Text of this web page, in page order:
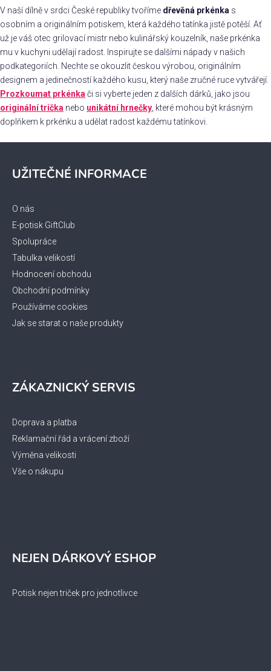
l
á
d
a
c
í
p
r
v
k
y
ý
p
V naší dílně v srdci České republiky tvoříme dřevěná prkénka s
osobním a originálním potiskem, která každého tatínka jistě potěší. Ať
už je váš otec grilovací mistr nebo kulinářský kouzelník, naše prkénka
mu v kuchyni udělají radost. Inspirujte se dalšími nápady v našich
podkategoriích. Nechte se okouzlit českou výrobou, originálním
designem a jedinečností každého kusu, který naše zručné ruce vytvářejí.
Prozkoumat prkénka či si vyberte jeden z dalších dárků, jako jsou
originální trička nebo unikátní hrnečky , které mohou být krásným
doplňkem k prkénku a udělat radost každému tatínkovi.
UŽITEČNÉ INFORMACE
O nás
E-potisk GiftClub
Spolupráce
Tabulka velikostí
Hodnocení obchodu
Obchodní podmínky
Používáme cookies
Jak se starat o naše produkty
ZÁKAZNICKÝ SERVIS
Doprava a platba
Reklamační řád a vrácení zboží
Výměna velikosti
Vše o nákupu
NEJEN DÁRKOVÝ ESHOP
Potisk nejen triček pro jednotlivce